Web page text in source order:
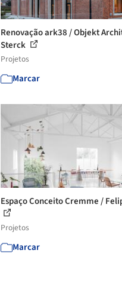
Renovação ark38 / Objekt
Sterck
Projetos
Marcar
Espaço Conceito Cremme /
Projetos
Marcar